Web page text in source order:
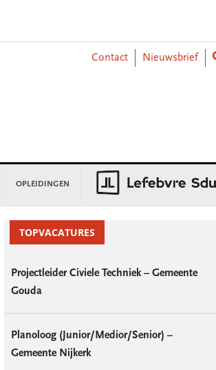
Contact
Nieuwsbrief
OPLEIDINGEN
TOPVACATURES
Projectleider Civiele Techniek – Gemeente
Gouda
Planoloog (Junior/Medior/Senior) –
Gemeente Nijkerk